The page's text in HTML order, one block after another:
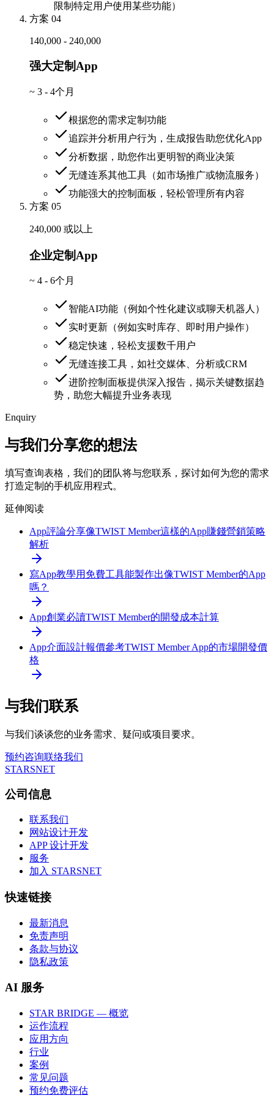
限制特定用户使用某些功能）
方案 04
140,000 - 240,000
强大定制App
~ 3 - 4个月
根据您的需求定制功能
追踪并分析用户行为，生成报告助您优化App
分析数据，助您作出更明智的商业决策
无缝连系其他工具（如市场推广或物流服务）
功能强大的控制面板，轻松管理所有内容
方案 05
240,000 或以上
企业定制App
~ 4 - 6个月
智能AI功能（例如个性化建议或聊天机器人）
实时更新（例如实时库存、即时用户操作）
稳定快速，轻松支援数千用户
无缝连接工具，如社交媒体、分析或CRM
进阶控制面板提供深入报告，揭示关键数据趋
势，助您大幅提升业务表现
Enquiry
与我们分享您的想法
填写查询表格，我们的团队将与您联系，探讨如何为您的需求
打造定制的手机应用程式。
延伸阅读
App評論分享像TWIST Member這樣的App賺錢營銷策略
解析
寫App教學用免費工具能製作出像TWIST Member的App
嗎？
App創業必讀TWIST Member的開發成本計算
App介面設計報價參考TWIST Member App的市場開發價
格
与我们联系
与我们谈谈您的业务需求、疑问或项目要求。
预约咨询联络我们
STARSNET
公司信息
联系我们
网站设计开发
APP 设计开发
服务
加入 STARSNET
快速链接
最新消息
免责声明
条款与协议
隐私政策
AI 服务
STAR BRIDGE — 概览
运作流程
应用方向
行业
案例
常见问题
预约免费评估